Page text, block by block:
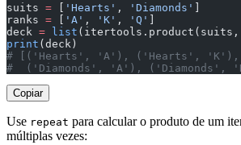
suits = 'Hearts' , 'Diamonds'
ranks = 'A' , 'K' , 'Q'
deck = list (itertools.product(suits,
print (deck)
# [('Hearts', 'A'), ('Hearts',
#  ('Diamonds', 'A'), ('Diamonds',
Copiar
Use repeat para calcular o produto de um
múltiplas vezes: